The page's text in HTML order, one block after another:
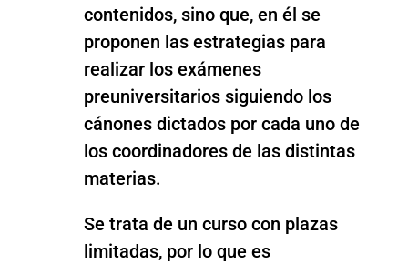
contenidos, sino que, en él se
proponen las estrategias para
realizar los exámenes
preuniversitarios siguiendo los
cánones dictados por cada uno de
los coordinadores de las distintas
materias.
Se trata de un curso con plazas
limitadas, por lo que es